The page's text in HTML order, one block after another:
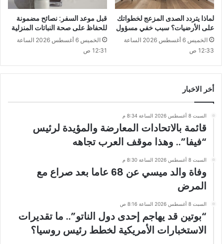
لماذا يتردد الصدى المزعج لخطواتك
على الأرضيات؟ سبب خفي مسؤول
الخميس 6 أغسطس 2026 الساعة
12:33 ص
قبل موعد السفر: نصائح مضمونة
للحفاظ على صحة النباتات المنزلية
الخميس 6 أغسطس 2026 الساعة
12:31 ص
أخر الاخبار
السبت 8 أغسطس 2026 الساعة 8:34 م
قائمة بالاتحادات المعارضة والمؤيدة لرئيس
“فيفا”.. وهذا موقف العرب تجاهه
السبت 8 أغسطس 2026 الساعة 8:30 م
وفاة والد ميسي عن 68 عاما بعد صراع مع
المرض
السبت 8 أغسطس 2026 الساعة 8:16 ص
“بوتين قد يهاجم إحدى دول الناتو”.. ما تقديرات
الاستخبارات الأمريكية لخطط رئيس روسيا؟